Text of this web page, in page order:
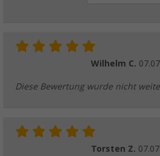
Wilhelm C.
Diese Bewertung wurde nicht
Torsten Z.